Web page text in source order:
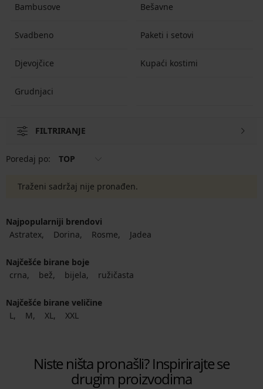
Bambusove Bešavne
Svadbeno Paketi i setovi
Djevojčice Kupaći kostimi
Grudnjaci
FILTRIRANJE
Poredaj po: TOP
Traženi sadržaj nije pronađen.
Najpopularniji brendovi
Astratex
Dorina Rosme Jadea
Najčešće birane boje
crna
bež bijela ružičasta
Najčešće birane veličine
L
M XL XXL
Niste ništa pronašli? Inspirirajte se
drugim proizvodima